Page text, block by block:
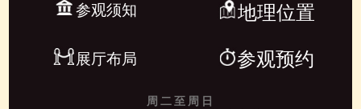
参观须知 地理位置
展厅布局 参观预约
周二至周日